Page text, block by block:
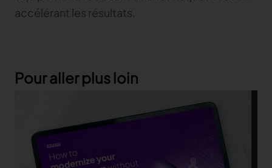
accélérant les résultats.
Pour aller plus loin